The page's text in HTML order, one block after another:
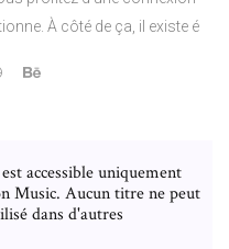
À côté de ça, il existe é
accessible uniquement
Music. Aucun titre ne peut
dans d'autres